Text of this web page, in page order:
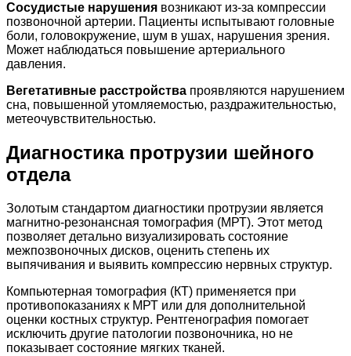
Сосудистые нарушения возникают из-за компрессии
позвоночной артерии. Пациенты испытывают головные
боли, головокружение, шум в ушах, нарушения зрения.
Может наблюдаться повышение артериального
давления.
Вегетативные расстройства проявляются нарушением
сна, повышенной утомляемостью, раздражительностью,
метеочувствительностью.
Диагностика протрузии шейного
отдела
Золотым стандартом диагностики протрузии является
магнитно-резонансная томография (МРТ). Этот метод
позволяет детально визуализировать состояние
межпозвоночных дисков, оценить степень их
выпячивания и выявить компрессию нервных структур.
Компьютерная томография (КТ) применяется при
противопоказаниях к МРТ или для дополнительной
оценки костных структур. Рентгенография помогает
исключить другие патологии позвоночника, но не
показывает состояние мягких тканей.